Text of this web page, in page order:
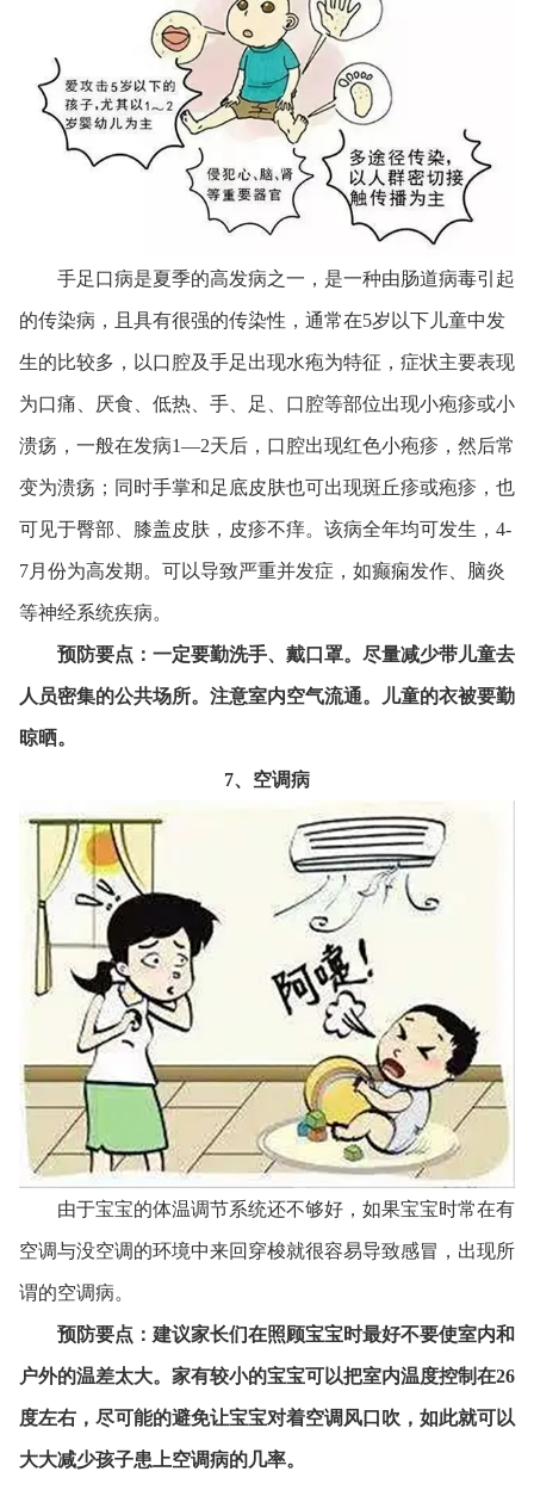
手足口病是夏季的高发病之一，是一种由肠道病毒引起
的传染病，且具有很强的传染性，通常在5岁以下儿童中发
生的比较多，以口腔及手足出现水疱为特征，症状主要表现
为口痛、厌食、低热、手、足、口腔等部位出现小疱疹或小
溃疡，一般在发病1—2天后，口腔出现红色小疱疹，然后常
变为溃疡；同时手掌和足底皮肤也可出现斑丘疹或疱疹，也
可见于臀部、膝盖皮肤，皮疹不痒。该病全年均可发生，4-
7月份为高发期。可以导致严重并发症，如癫痫发作、脑炎
等神经系统疾病。
预防要点：一定要勤洗手、戴口罩。尽量减少带儿童去
人员密集的公共场所。注意室内空气流通。儿童的衣被要勤
晾晒。
7、空调病
由于宝宝的体温调节系统还不够好，如果宝宝时常在有
空调与没空调的环境中来回穿梭就很容易导致感冒，出现所
谓的空调病。
预防要点：建议家长们在照顾宝宝时最好不要使室内和
户外的温差太大。家有较小的宝宝可以把室内温度控制在26
度左右，尽可能的避免让宝宝对着空调风口吹，如此就可以
大大减少孩子患上空调病的几率。